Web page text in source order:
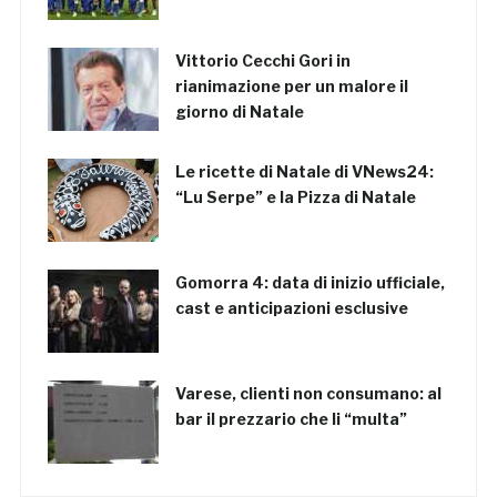
Vittorio Cecchi Gori in
rianimazione per un malore il
giorno di Natale
Le ricette di Natale di VNews24:
“Lu Serpe” e la Pizza di Natale
Gomorra 4: data di inizio ufficiale,
cast e anticipazioni esclusive
Varese, clienti non consumano: al
bar il prezzario che li “multa”